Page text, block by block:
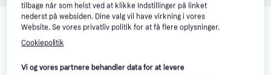
Relaterede produkter
Se vores forslag til andre produkter, der matcher dine
interesser. Vis alle
tilbage når som helst ved at klikke Indstillinger på linket
nederst på websiden. Dine valg vil have virkning i vores
Website. Se vores privatliv politik for at få flere oplysninger.
Cookiepolitik
Vi og vores partnere behandler data for at levere